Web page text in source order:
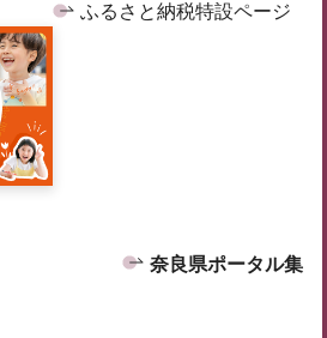
ふるさと納税特設ページ
奈良県ポータル集